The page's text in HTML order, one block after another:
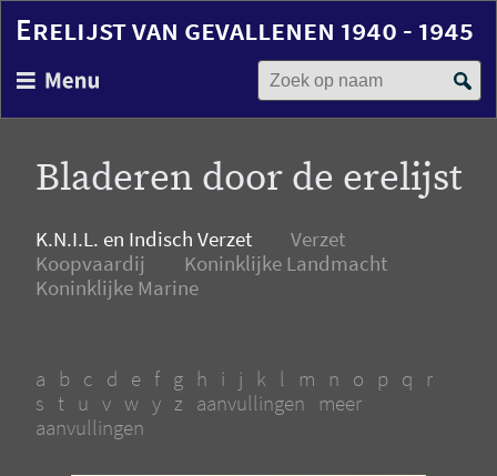
en
inhoud
gaan
Erelijst van gevallenen 1940 - 1945
Zoek op naam
Bladeren door de erelijst
K.N.I.L. en Indisch Verzet
a b c d e f g h i j k l m n o p q r
s t u v w y z aanvullingen meer
aanvullingen
Verzet
Koopvaardij
Koninklijke Landmacht
Koninklijke Marine